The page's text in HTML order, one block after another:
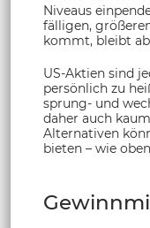
Niveaus
fälligen,
kommt, bleibt
US-Aktien sind
persönlich zu
sprung- und
daher auch
Alternativen
bieten – wie